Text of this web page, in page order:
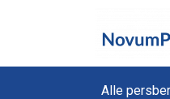
Alle